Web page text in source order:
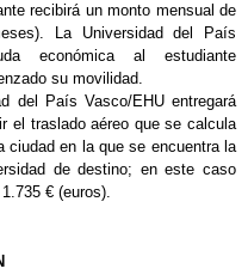
recibirá un monto mensual de
La Universidad del País
económica al estudiante
su movilidad.
del País Vasco/EHU entregará
el traslado aéreo que se calcula
ciudad en la que se encuentra la
de destino; en este caso
€ (euros).